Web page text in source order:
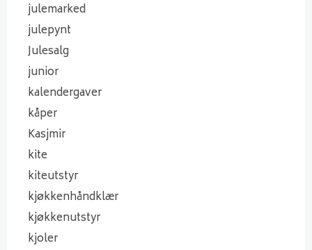
julemarked
julepynt
Julesalg
junior
kalendergaver
kåper
Kasjmir
kite
kiteutstyr
kjøkkenhåndklær
kjøkkenutstyr
kjoler